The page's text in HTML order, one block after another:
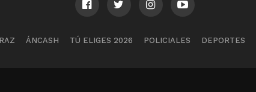
ÁNCASH TÚ ELIGES 2026 POLICIALES DEPORTES